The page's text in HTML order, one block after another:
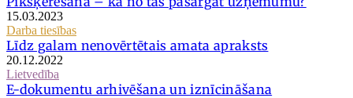
15.03.2023
Darba tiesības
Līdz galam nenovērtētais amata apraksts
20.12.2022
Lietvedība
E-dokumentu arhivēšana un iznīcināšana